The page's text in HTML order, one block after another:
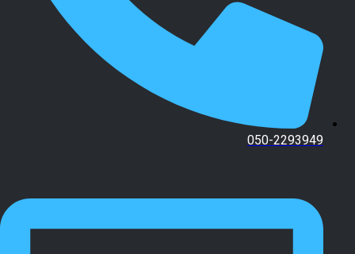
050-2293949